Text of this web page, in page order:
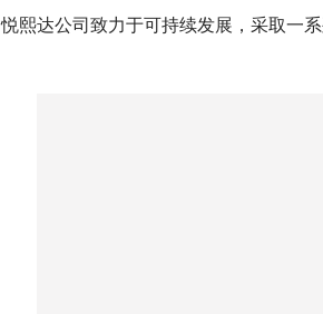
熙达公司致力于可持续发展，采取一